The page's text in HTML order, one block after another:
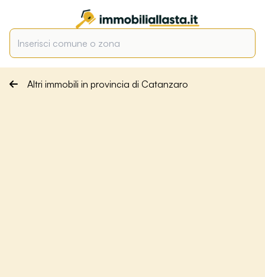
Altri immobili in provincia di Catanzaro